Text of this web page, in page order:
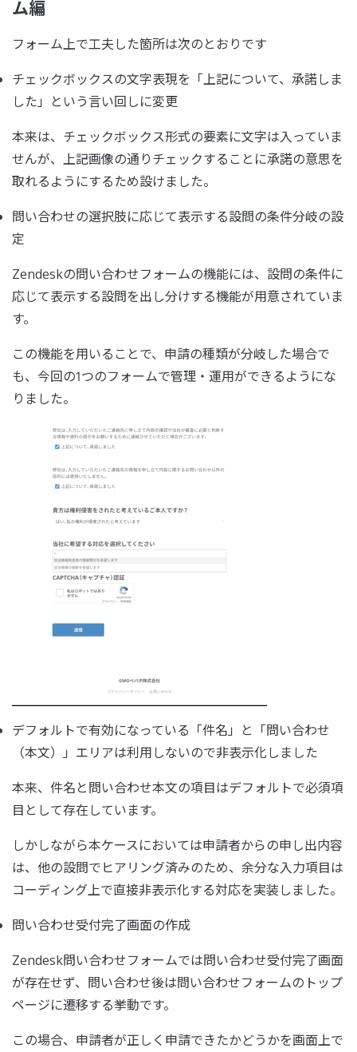
ム編
フォーム上で工夫した箇所は次のとおりです
チェックボックスの文字表現を「上記について、承諾しま
した」という言い回しに変更
本来は、チェックボックス形式の要素に文字は入っていま
せんが、上記画像の通りチェックすることに承諾の意思を
取れるようにするため設けました。
問い合わせの選択肢に応じて表示する設問の条件分岐の設
定
Zendeskの問い合わせフォームの機能には、設問の条件に
応じて表示する設問を出し分けする機能が用意されていま
す。
この機能を用いることで、申請の種類が分岐した場合で
も、今回の1つのフォームで管理・運用ができるようにな
りました。
デフォルトで有効になっている「件名」と「問い合わせ
（本文）」エリアは利用しないので非表示化しました
本来、件名と問い合わせ本文の項目はデフォルトで必須項
目として存在しています。
しかしながら本ケースにおいては申請者からの申し出内容
は、他の設問でヒアリング済みのため、余分な入力項目は
コーディング上で直接非表示化する対応を実装しました。
問い合わせ受付完了画面の作成
Zendesk問い合わせフォームでは問い合わせ受付完了画面
が存在せず、問い合わせ後は問い合わせフォームのトップ
ページに遷移する挙動です。
この場合、申請者が正しく申請できたかどうかを画面上で